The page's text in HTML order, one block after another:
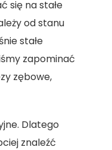
się na stałe
od stanu
stałe
zapominać
zębowe,
Dlatego
znaleźć